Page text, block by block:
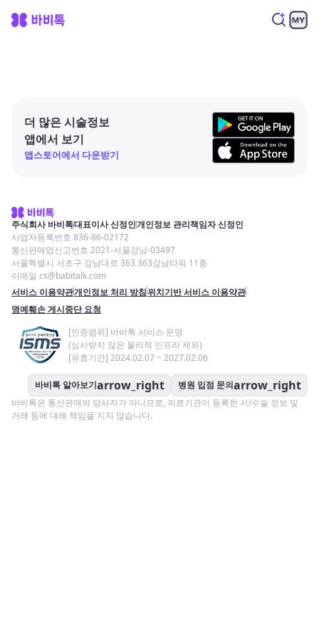
더 많은 시술정보
앱에서 보기
앱스토어에서 다운받기
주식회사 바비톡대표이사 신정인개인정보 관리책임자 신정인
사업자등록번호 836-86-02172
통신판매업신고번호 2021-서울강남-03497
서울특별시 서초구 강남대로 363 363강남타워 11층
이메일 cs@babitalk.com
서비스 이용약관개인정보 처리 방침위치기반 서비스 이용약관
명예훼손 게시중단 요청
[인증범위] 바비톡 서비스 운영
(심사받지 않은 물리적 인프라 제외)
[유효기간] 2024.02.07 ~ 2027.02.06
바비톡 알아보기arrow_right 병원 입점 문의arrow_right
바비톡은 통신판매의 당사자가 아니므로, 의료기관이 등록한 시/수술 정보 및
거래 등에 대해 책임을 지지 않습니다.